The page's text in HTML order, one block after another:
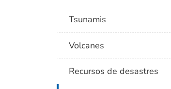
Tsunamis
Volcanes
Recursos de desastres